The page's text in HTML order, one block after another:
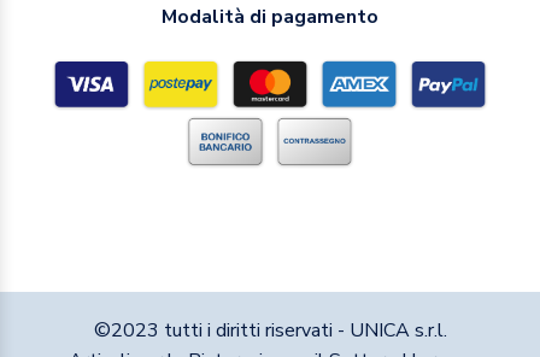
Modalità di pagamento
©2023 tutti i diritti riservati - UNICA s.r.l.